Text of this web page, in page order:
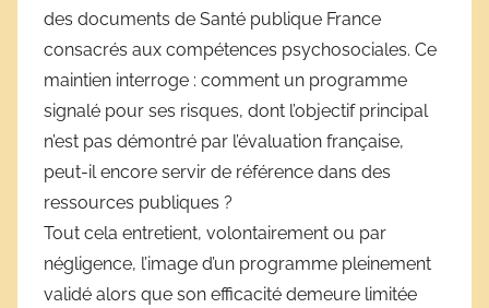
des documents de Santé publique France
consacrés aux compétences psychosociales. Ce
maintien interroge : comment un programme
signalé pour ses risques, dont l’objectif principal
n’est pas démontré par l’évaluation française,
peut-il encore servir de référence dans des
ressources publiques ?
Tout cela entretient, volontairement ou par
négligence, l’image d’un programme pleinement
validé alors que son efficacité demeure limitée